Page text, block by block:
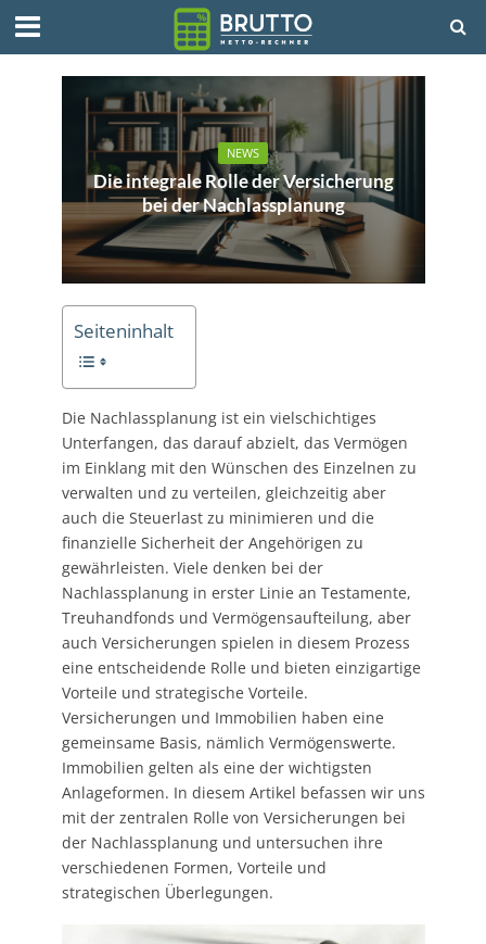
NEWS
Die integrale Rolle der Versicherung
bei der Nachlassplanung
Seiteninhalt
Die Nachlassplanung ist ein vielschichtiges
Unterfangen, das darauf abzielt, das Vermögen
im Einklang mit den Wünschen des Einzelnen zu
verwalten und zu verteilen, gleichzeitig aber
auch die Steuerlast zu minimieren und die
finanzielle Sicherheit der Angehörigen zu
gewährleisten. Viele denken bei der
Nachlassplanung in erster Linie an Testamente,
Treuhandfonds und Vermögensaufteilung, aber
auch Versicherungen spielen in diesem Prozess
eine entscheidende Rolle und bieten einzigartige
Vorteile und strategische Vorteile.
Versicherungen und Immobilien haben eine
gemeinsame Basis, nämlich Vermögenswerte.
Immobilien gelten als eine der wichtigsten
Anlageformen. In diesem Artikel befassen wir uns
mit der zentralen Rolle von Versicherungen bei
der Nachlassplanung und untersuchen ihre
verschiedenen Formen, Vorteile und
strategischen Überlegungen.